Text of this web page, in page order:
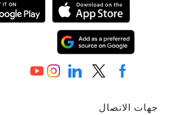
جهات الاتصال